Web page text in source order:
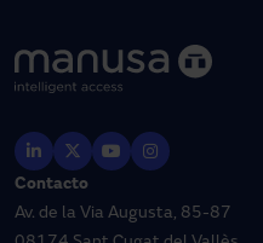
Contacto
Av. de la Via Augusta, 85-87